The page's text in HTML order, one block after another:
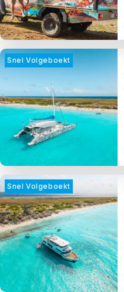
Snel Volgeboekt
Snel Volgeboekt